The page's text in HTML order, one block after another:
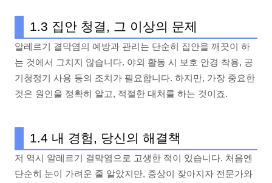
1.3 집안 청결, 그 이상의 문제
알레르기 결막염의 예방과 관리는 단순히 집안을 깨끗이 하
는 것에서 그치지 않습니다. 야외 활동 시 보호 안경 착용, 공
기청정기 사용 등의 조치가 필요합니다. 하지만, 가장 중요한
것은 원인을 정확히 알고, 적절한 대처를 하는 것이죠.
1.4 내 경험, 당신의 해결책
저 역시 알레르기 결막염으로 고생한 적이 있습니다. 처음엔
단순히 눈이 가려운 줄 알았지만, 증상이 잦아지자 전문가와